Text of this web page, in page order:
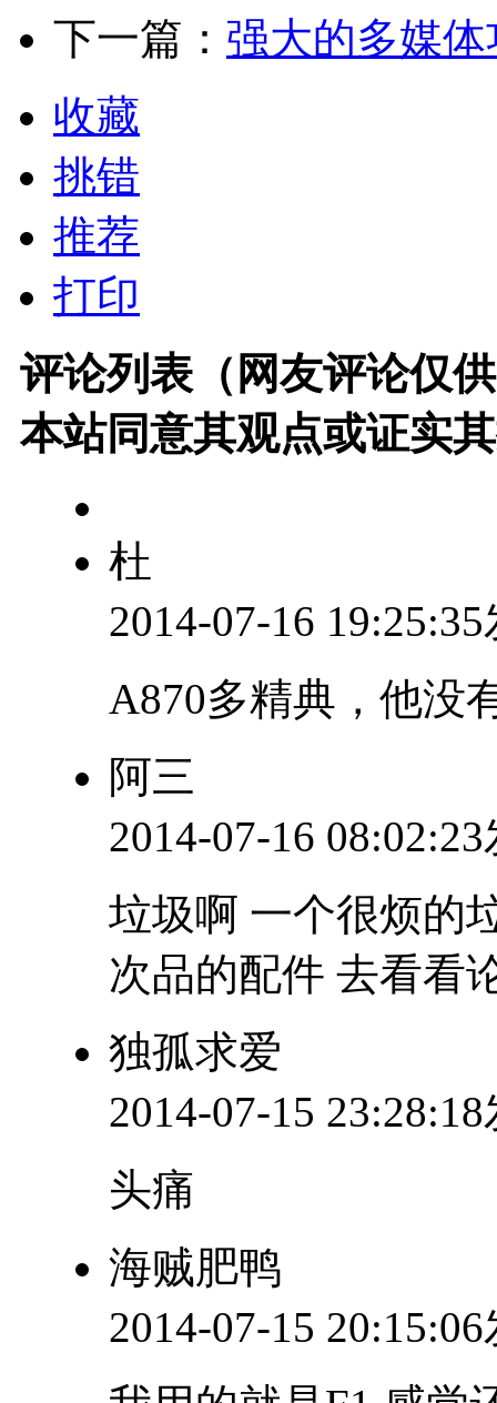
下一篇： 强大的多媒
收藏
挑错
推荐
打印
评论列表（网友评论仅
本站同意其观点或证实
杜
2014-07-16
A870多精典，他没
阿三
2014-07-16
垃圾啊 一个很烦的
次品的配件 去看看
独孤求爱
2014-07-15
头痛
海贼肥鸭
2014-07-15